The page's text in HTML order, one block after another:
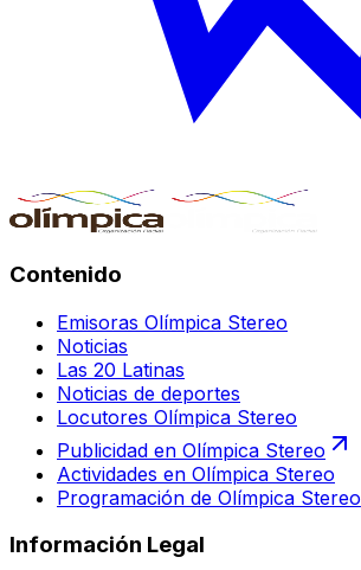
Contenido
Emisoras Olímpica Stereo
Noticias
Las 20 Latinas
Noticias de deportes
Locutores Olímpica Stereo
Publicidad en Olímpica Stereo
Actividades en Olímpica Stereo
Programación de Olímpica Stereo
Información Legal